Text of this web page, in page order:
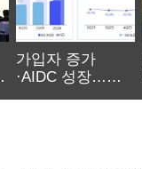
가입자 증가
·AIDC 성장…